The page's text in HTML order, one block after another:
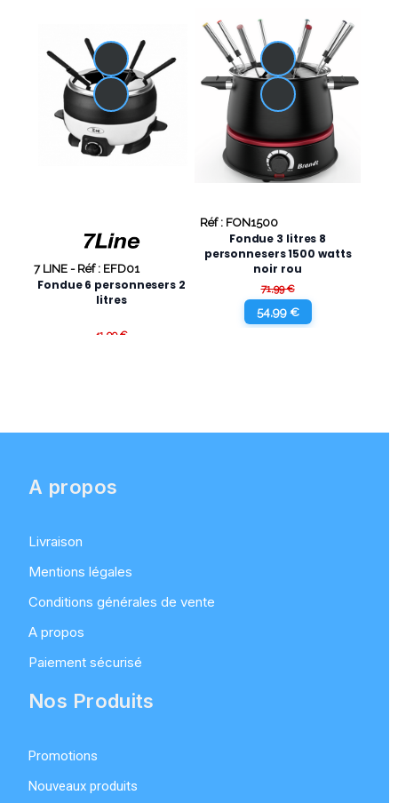
7 LINE - Réf : EFD01
Fondue 6 personnesers 2
litres
41,99 €
Réf : FON1500
Fondue 3 litres 8
personnesers 1500 watts
noir rou
71,99 €
54,99 €
A propos
Livraison
Mentions légales
Conditions générales de vente
A propos
Paiement sécurisé
Nos Produits
Promotions
Nouveaux produits